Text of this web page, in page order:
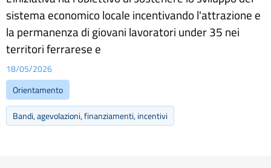
sistema economico locale incentivando l'attrazione e
la permanenza di giovani lavoratori under 35 nei
territori ferrarese e
18/05/2026
Orientamento
Bandi, agevolazioni, finanziamenti, incentivi